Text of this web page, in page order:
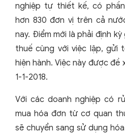
nghiệp tự thiết kế, có
hơn 830 đơn vị trên cả
nay. Điểm mới là phải định
thuế cùng với việc lập, gửi
hiện hành. Việc này được
1-1-2018.
Với các doanh nghiệp có
mua hóa đơn từ cơ quan
sẽ chuyển sang sử dụng